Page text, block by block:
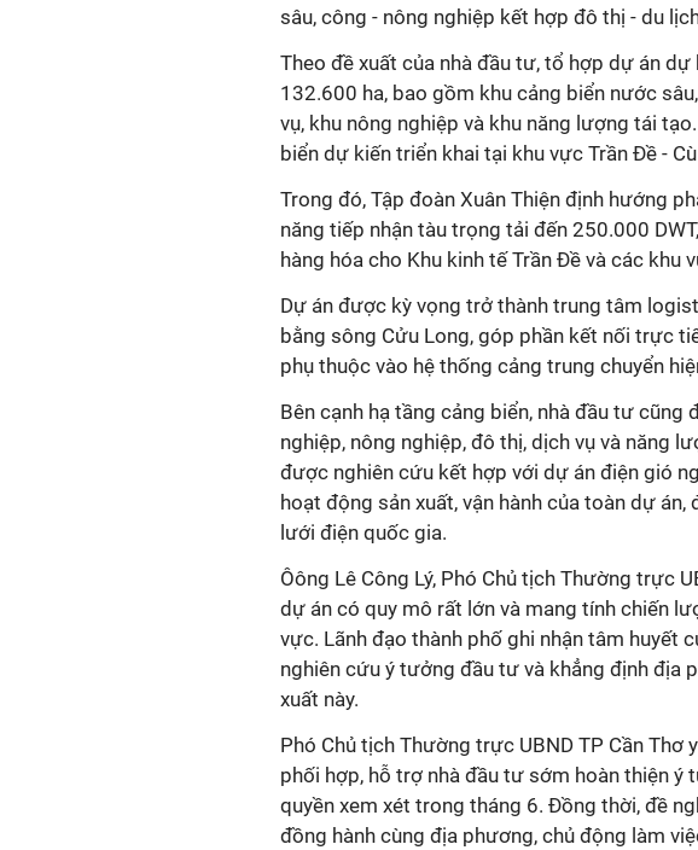
sâu, công - nông nghiệp kết hợp đô thị - du
Theo đề xuất của nhà đầu tư, tổ hợp dự án
132.600 ha, bao gồm khu cảng biển nước
vụ, khu nông nghiệp và khu năng lượng tái
biển dự kiến triển khai tại khu vực Trần Đề -
Trong đó, Tập đoàn Xuân Thiện định hướng
năng tiếp nhận tàu trọng tải đến 250.000
hàng hóa cho Khu kinh tế Trần Đề và các khu
Dự án được kỳ vọng trở thành trung tâm
bằng sông Cửu Long, góp phần kết nối trực
phụ thuộc vào hệ thống cảng trung chuyển
Bên cạnh hạ tầng cảng biển, nhà đầu tư cũng
nghiệp, nông nghiệp, đô thị, dịch vụ và năng
được nghiên cứu kết hợp với dự án điện gió
hoạt động sản xuất, vận hành của toàn dự
lưới điện quốc gia.
Ôông Lê Công Lý, Phó Chủ tịch Thường trực
dự án có quy mô rất lớn và mang tính chiến
vực. Lãnh đạo thành phố ghi nhận tâm huyết
nghiên cứu ý tưởng đầu tư và khẳng định địa
xuất này.
Phó Chủ tịch Thường trực UBND TP Cần Thơ
phối hợp, hỗ trợ nhà đầu tư sớm hoàn thiện ý
quyền xem xét trong tháng 6. Đồng thời, đề
đồng hành cùng địa phương, chủ động làm